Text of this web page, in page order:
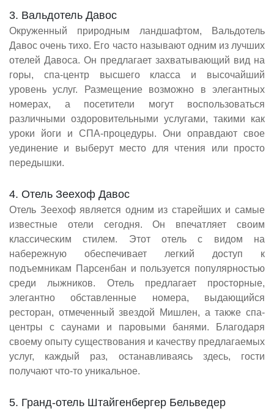
3. Вальдотель Давос
Окруженный природным ландшафтом, Вальдотель
Давос очень тихо. Его часто называют одним из лучших
отелей Давоса. Он предлагает захватывающий вид на
горы, спа-центр высшего класса и высочайший
уровень услуг. Размещение возможно в элегантных
номерах, а посетители могут воспользоваться
различными оздоровительными услугами, такими как
уроки йоги и СПА-процедуры. Они оправдают свое
уединение и выберут место для чтения или просто
передышки.
4. Отель Зеехоф Давос
Отель Зеехоф является одним из старейших и самые
известные отели сегодня. Он впечатляет своим
классическим стилем. Этот отель с видом на
набережную обеспечивает легкий доступ к
подъемникам Парсенбан и пользуется популярностью
среди лыжников. Отель предлагает просторные,
элегантно обставленные номера, выдающийся
ресторан, отмеченный звездой Мишлен, а также спа-
центры с саунами и паровыми банями. Благодаря
своему опыту существования и качеству предлагаемых
услуг, каждый раз, останавливаясь здесь, гости
получают что-то уникальное.
5. Гранд-отель Штайгенбергер Бельведер